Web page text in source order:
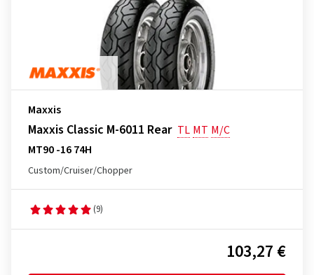
Maxxis
Maxxis Classic M-6011 Rear TL MT M/C
MT90 -16 74H
Custom/Cruiser/Chopper
(9)
103,27 €